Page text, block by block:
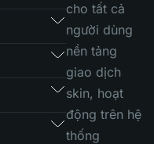
cho tất cả
người dùng
nền tảng
giao dịch
skin, hoạt
động trên hệ
thống